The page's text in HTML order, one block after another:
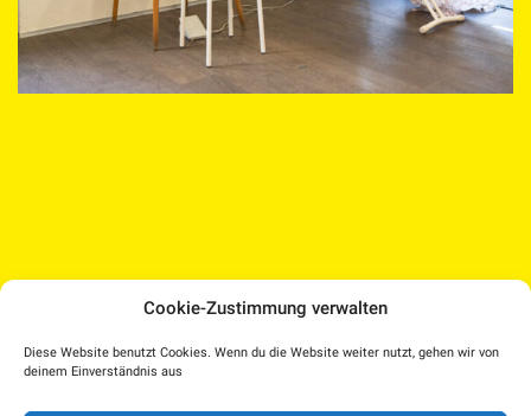
Cookie-Zustimmung verwalten
Diese Website benutzt Cookies. Wenn du die Website weiter nutzt, gehen wir von
deinem Einverständnis aus
YouTube
Dorf TV
Medien Kultur Haus |
Pollheimerstraße 17 | 4600 Wels
office@medienkulturhaus.at